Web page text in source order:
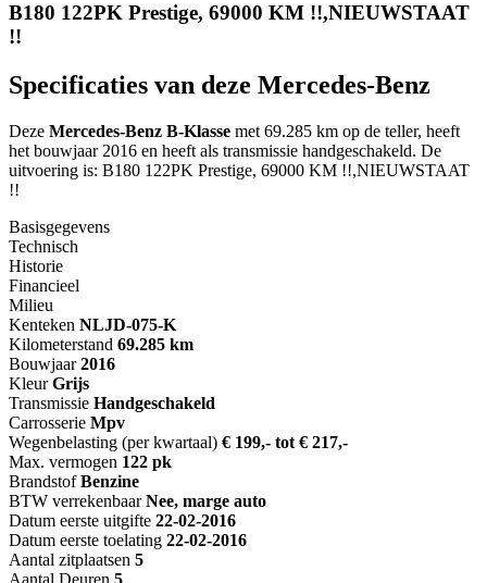
B180 122PK Prestige, 69000 KM !!,NIEUWSTAAT
!!
Specificaties van deze Mercedes-Benz
Deze Mercedes-Benz B-Klasse met 69.285 km op de teller, heeft
het bouwjaar 2016 en heeft als transmissie handgeschakeld. De
uitvoering is: B180 122PK Prestige, 69000 KM !!,NIEUWSTAAT
!!
Basisgegevens
Technisch
Historie
Financieel
Milieu
Kenteken NLJD-075-K
Kilometerstand 69.285 km
Bouwjaar 2016
Kleur Grijs
Transmissie Handgeschakeld
Carrosserie Mpv
Wegenbelasting (per kwartaal) € 199,- tot € 217,-
Max. vermogen 122 pk
Brandstof Benzine
BTW verrekenbaar Nee, marge auto
Datum eerste uitgifte 22-02-2016
Datum eerste toelating 22-02-2016
Aantal zitplaatsen 5